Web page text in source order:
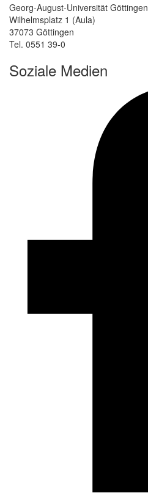
Georg-August-Universität Göttingen
Wilhelmsplatz 1 (Aula)
37073 Göttingen
Tel. 0551 39-0
Soziale Medien